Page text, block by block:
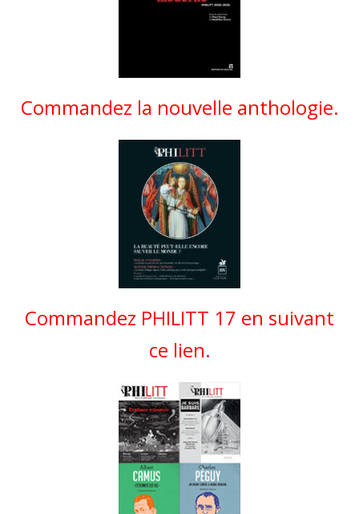
Commandez la nouvelle anthologie.
Commandez PHILITT 17 en suivant
ce lien.